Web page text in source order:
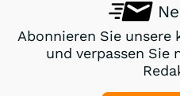
Abonnieren Sie
und verpassen Sie